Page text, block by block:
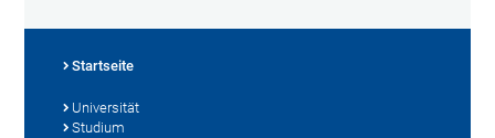
Startseite
Universität
Studium